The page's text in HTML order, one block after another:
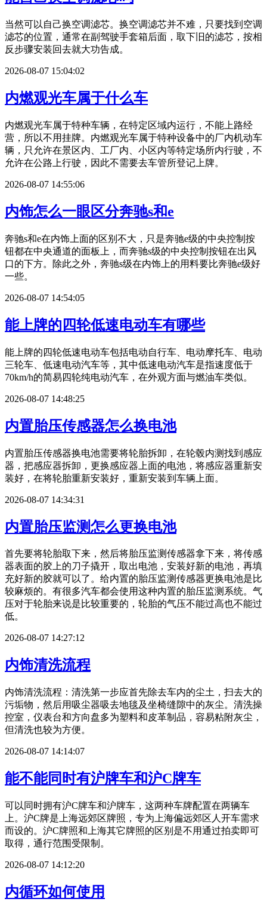
当然可以自己换空调滤芯。换空调滤芯并不难，只要找到空调
滤芯的位置，通常在副驾驶手套箱后面，取下旧的滤芯，按相
反步骤安装回去就大功告成。
2026-08-07 15:04:02
内燃观光车属于什么车
内燃观光车属于特种车辆，在特定区域内运行，不能上路经
营，所以不用挂牌。内燃观光车属于特种设备中的厂内机动车
辆，只允许在景区内、工厂内、小区内等特定场所内行驶，不
允许在公路上行驶，因此不需要去车管所登记上牌。
2026-08-07 14:55:06
内饰怎么一眼区分奔驰s和e
奔驰s和e在内饰上面的区别不大，只是奔驰e级的中央控制按
钮都在中央通道的面板上，而奔驰s级的中央控制按钮在出风
口的下方。除此之外，奔驰s级在内饰上的用料要比奔驰e级好
一些。
2026-08-07 14:54:05
能上牌的四轮低速电动车有哪些
能上牌的四轮低速电动车包括电动自行车、电动摩托车、电动
三轮车、低速电动汽车等，其中低速电动汽车是指速度低于
70km/h的简易四轮纯电动汽车，在外观方面与燃油车类似。
2026-08-07 14:48:25
内置胎压传感器怎么换电池
内置胎压传感器换电池需要将轮胎拆卸，在轮毂内测找到感应
器，把感应器拆卸，更换感应器上面的电池，将感应器重新安
装好，在将轮胎重新安装好，重新安装到车辆上面。
2026-08-07 14:34:31
内置胎压监测怎么更换电池
首先要将轮胎取下来，然后将胎压监测传感器拿下来，将传感
器表面的胶上的刀子撬开，取出电池，安装好新的电池，再填
充好新的胶就可以了。给内置的胎压监测传感器更换电池是比
较麻烦的。有很多汽车都会使用这种内置的胎压监测系统。气
压对于轮胎来说是比较重要的，轮胎的气压不能过高也不能过
低。
2026-08-07 14:27:12
内饰清洗流程
内饰清洗流程：清洗第一步应首先除去车内的尘土，扫去大的
污垢物，然后用吸尘器吸去地毯及坐椅缝隙中的灰尘。清洗操
控室，仪表台和方向盘多为塑料和皮革制品，容易粘附灰尘，
但清洗也较为方便。
2026-08-07 14:14:07
能不能同时有沪牌车和沪C牌车
可以同时拥有沪C牌车和沪牌车，这两种车牌配置在两辆车
上。沪C牌是上海远郊区牌照，专为上海偏远郊区人开车需求
而设的。沪C牌照和上海其它牌照的区别是不用通过拍卖即可
取得，通行范围受限制。
2026-08-07 14:12:20
内循环如何使用